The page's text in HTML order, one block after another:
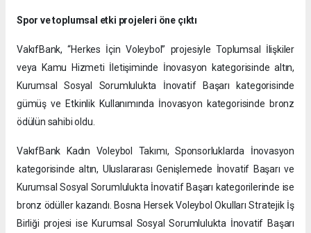
Spor ve toplumsal etki projeleri öne çıktı
VakıfBank, “Herkes İçin Voleybol” projesiyle Toplumsal İlişkiler
veya Kamu Hizmeti İletişiminde İnovasyon kategorisinde altın,
Kurumsal Sosyal Sorumlulukta İnovatif Başarı kategorisinde
gümüş ve Etkinlik Kullanımında İnovasyon kategorisinde bronz
ödülün sahibi oldu.
VakıfBank Kadın Voleybol Takımı, Sponsorluklarda İnovasyon
kategorisinde altın, Uluslararası Genişlemede İnovatif Başarı ve
Kurumsal Sosyal Sorumlulukta İnovatif Başarı kategorilerinde ise
bronz ödüller kazandı. Bosna Hersek Voleybol Okulları Stratejik İş
Birliği projesi ise Kurumsal Sosyal Sorumlulukta İnovatif Başarı